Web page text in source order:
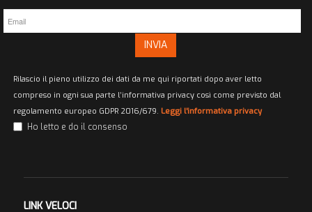
INVIA
Rilascio il pieno utilizzo dei dati da me qui riportati dopo aver letto
compreso in ogni sua parte l’informativa privacy così come previsto dal
regolamento europeo GDPR 2016/679. Leggi l'informativa privacy
Ho letto e do il consenso
LINK VELOCI